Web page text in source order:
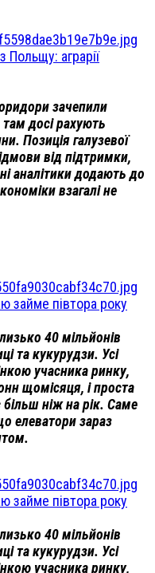
Польщу: аграрії
зачепили
досі рахують
Позиція галузевої
від підтримки,
аналітики додають до
взагалі не
займе півтора року
40 мільйонів
та кукурудзи. Усі
учасника ринку,
щомісяця, і проста
ніж на рік. Саме
елеватори зараз
займе півтора року
40 мільйонів
та кукурудзи. Усі
учасника ринку,